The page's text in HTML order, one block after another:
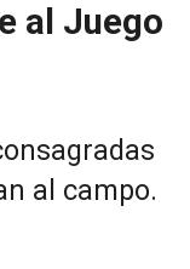
al Juego
al campo.